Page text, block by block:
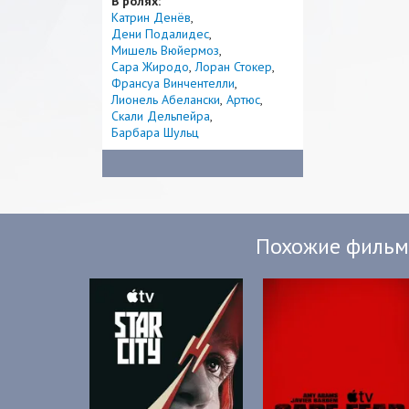
Катрин Денёв
Дени Подалидес
Мишель Вюйермоз
Сара Жиродо Лоран Стокер
Франсуа Винчентелли
Лионель Абелански Артюс
Скали Дельпейра
Барбара Шульц
Похожие